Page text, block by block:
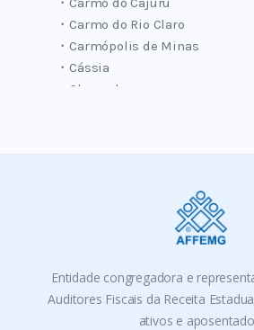
・Carmo do Rio Claro
・Carmópolis de Minas
・Cássia
・Claraval
・Formiga
・Fortaleza de Minas
Entidade congregadora e
Auditores Fiscais da Receita
ativos e